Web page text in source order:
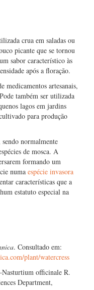
crua em saladas ou
picante que se tornou
sabor característico às
após a floração.
medicamentos artesanais,
também ser utilizada
lagos em jardins
para produção
normalmente
de mosca. A
formando um
numa espécie invasora
características que a
estatuto especial na
. Consultado em:
plant/watercress
officinale R.
Department,